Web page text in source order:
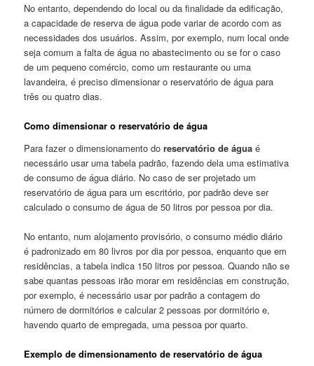
No entanto, dependendo do local ou da finalidade da edificação,
a capacidade de reserva de água pode variar de acordo com as
necessidades dos usuários. Assim, por exemplo, num local onde
seja comum a falta de água no abastecimento ou se for o caso
de um pequeno comércio, como um restaurante ou uma
lavandeira, é preciso dimensionar o reservatório de água para
três ou quatro dias.
Como dimensionar o reservatório de água
Para fazer o dimensionamento doreservatório de água é
necessário usar uma tabela padrão, fazendo dela uma estimativa
de consumo de água diário. No caso de ser projetado um
reservatório de água para um escritório, por padrão deve ser
calculado o consumo de água de 50 litros por pessoa por dia.
No entanto, num alojamento provisório, o consumo médio diário
é padronizado em 80 livros por dia por pessoa, enquanto que em
residências, a tabela indica 150 litros por pessoa. Quando não se
sabe quantas pessoas irão morar em residências em construção,
por exemplo, é necessário usar por padrão a contagem do
número de dormitórios e calcular 2 pessoas por dormitório e,
havendo quarto de empregada, uma pessoa por quarto.
Exemplo de dimensionamento de reservatório de água